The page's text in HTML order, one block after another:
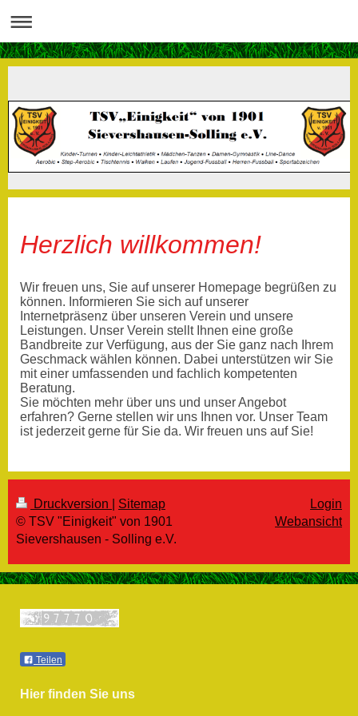
Herzlich willkommen!
Wir freuen uns, Sie auf unserer Homepage begrüßen zu
können. Informieren Sie sich auf unserer
Internetpräsenz über unseren Verein und unsere
Leistungen. Unser Verein stellt Ihnen eine große
Bandbreite zur Verfügung, aus der Sie ganz nach Ihrem
Geschmack wählen können. Dabei unterstützen wir Sie
mit einer umfassenden und fachlich kompetenten
Beratung.
Sie möchten mehr über uns und unser Angebot
erfahren? Gerne stellen wir uns Ihnen vor. Unser Team
ist jederzeit gerne für Sie da. Wir freuen uns auf Sie!
Druckversion
Sitemap
© TSV "Einigkeit" von 1901
Sievershausen - Solling e.V.
Login
Webansicht
Teilen
Hier finden Sie uns